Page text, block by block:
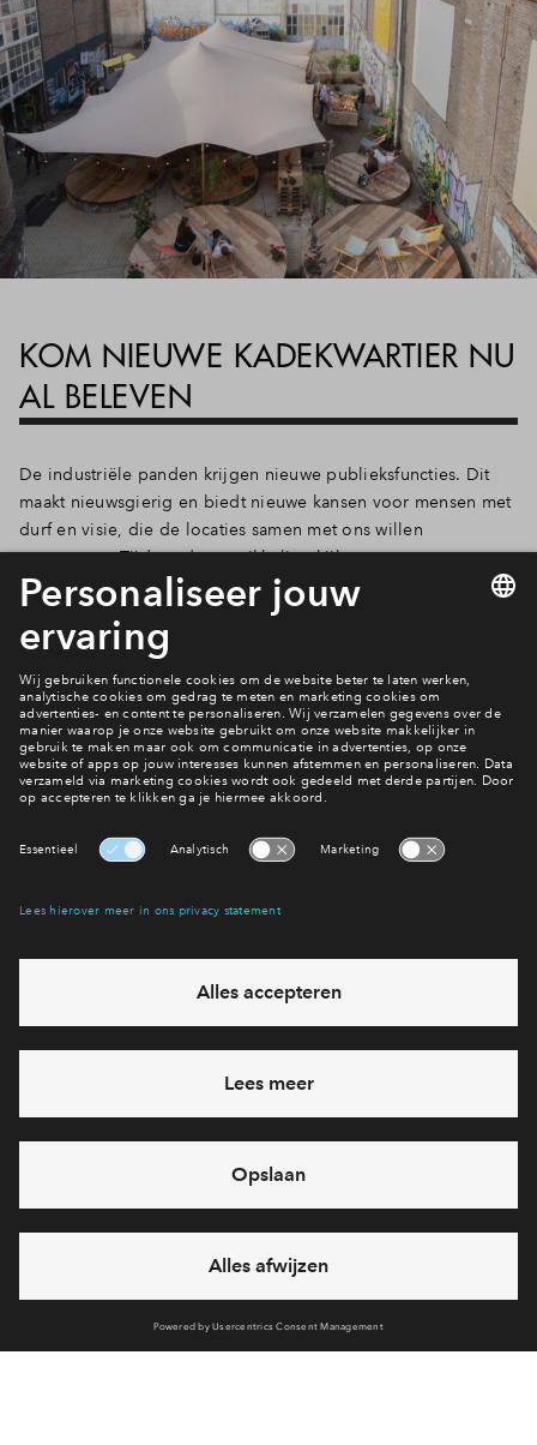
KOM NIEUWE KADEKWARTIER NU
AL BELEVEN
De industriële panden krijgen nieuwe publieksfuncties. Dit
maakt nieuwsgierig en biedt nieuwe kansen voor mensen met
durf en visie, die de locaties samen met ons willen
vormgeven. Tijdens de ontwikkeling kijken we samen met
bewoners en gebruikers hoe we dit gebied nu al karakter
kunnen geven met leuke initiatieven op het gebied van kunst,
cultuur en horeca.
Het laatste nieuws al gezien?
Bekijk het nieuwsoverzicht
Interesse? Meld je dan snel aan
Hiermee blijf je op de hoogte van het belangrijkste nieuws en
Ja, ik wil mij aanmelden
Heb je een vraag en wil je direct antwoord? Bel ons op
712 21 37
feestdagen)
vandaag gesloten, zaterdag zijn we vanaf
10:00 uur weer
bereikbaar